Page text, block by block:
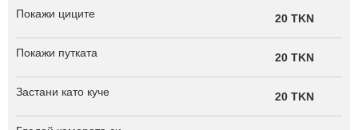
Покажи циците 20 TKN
Покажи путката 20 TKN
Застани като куче 20 TKN